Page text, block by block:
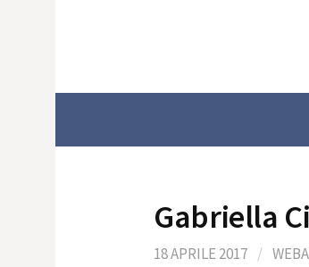
Gabriella
18 APRILE 2017 /